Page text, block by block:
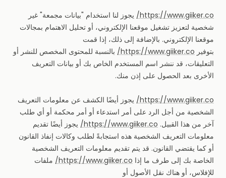
https://www.giiker.co/ يجوز لنا استخدام "بيانات مجمعة" غير
شخصية لتعزيز تشغيل موقعنا الإلكتروني، أو تحليل الاهتمام بمجالات
موقعنا الإلكتروني. بالإضافة إلى ذلك، إذا قمت
بتوفير https://www.giiker.co/ بالنسبة للمحتوى المخصص للنشر أو
التعليقات، قد ننشر اسم المستخدم الخاص بك أو بيانات التعريف
الأخرى بعد الحصول على إذن منك.
https://www.giiker.co/ يجوز أيضًا الكشف عن معلومات التعريف
الشخصية من أجل الرد على أمر استدعاء أو أمر محكمة أو أي طلب
آخر من هذا القبيل. https://www.giiker.co/ يجوز أيضًا تقديم
معلومات التعريف الشخصية هذه استجابةً لطلب وكالات إنفاذ القانون
أو كما يقتضي القانون. قد يتم تقديم معلومات التعريف الشخصية
الخاصة بك إلى طرف ما إذا https://www.giiker.co/ ملفات
للإفلاس، أو هناك نقل الأصول أو